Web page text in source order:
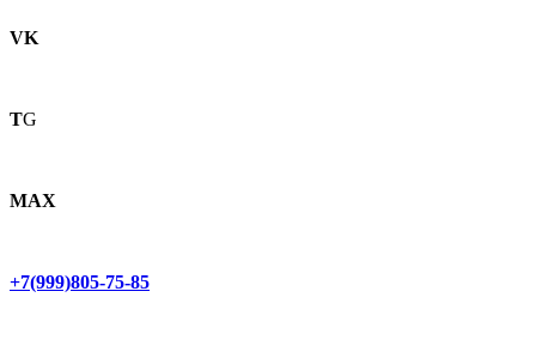
VK
TG
MAX
+7(999)805-75-85